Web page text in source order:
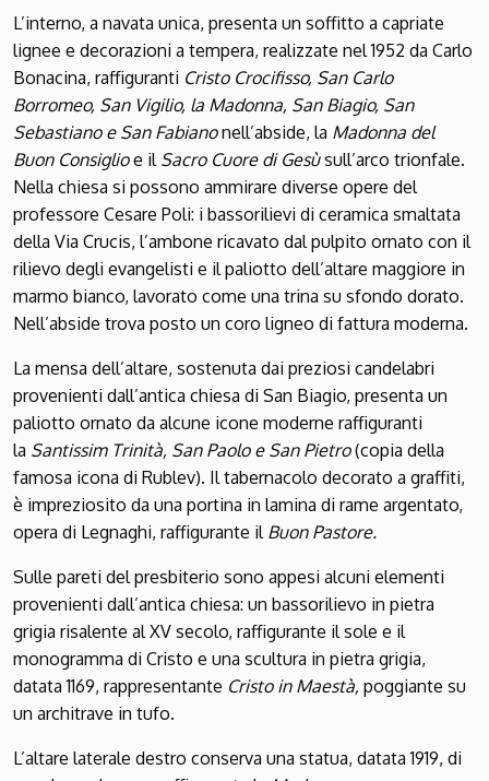
L’interno, a navata unica, presenta un soffitto a capriate
lignee e decorazioni a tempera, realizzate nel 1952 da Carlo
Bonacina, raffiguranti Cristo Crocifisso, San Carlo
Borromeo, San Vigilio, la Madonna, San Biagio, San
Sebastiano e San Fabianonell’abside, la Madonna del
Buon Consiglioe il Sacro Cuore di Gesùsull’arco trionfale.
Nella chiesa si possono ammirare diverse opere del
professore Cesare Poli: i bassorilievi di ceramica smaltata
della Via Crucis, l’ambone ricavato dal pulpito ornato con il
rilievo degli evangelisti e il paliotto dell’altare maggiore in
marmo bianco, lavorato come una trina su sfondo dorato.
Nell’abside trova posto un coro ligneo di fattura moderna.
La mensa dell’altare, sostenuta dai preziosi candelabri
provenienti dall’antica chiesa di San Biagio, presenta un
paliotto ornato da alcune icone moderne raffiguranti
la Santissim Trinità, San Paolo e San Pietro(copia della
famosa icona di Rublev). Il tabernacolo decorato a graffiti,
è impreziosito da una portina in lamina di rame argentato,
opera di Legnaghi, raffigurante il Buon Pastore.
Sulle pareti del presbiterio sono appesi alcuni elementi
provenienti dall’antica chiesa: un bassorilievo in pietra
grigia risalente al XV secolo, raffigurante il sole e il
monogramma di Cristo e una scultura in pietra grigia,
datata 1169, rappresentante Cristo in Maestà, poggiante su
un architrave in tufo.
L’altare laterale destro conserva una statua, datata 1919, di